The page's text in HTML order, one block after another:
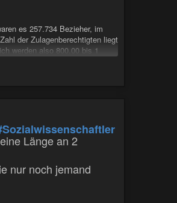
es 257.734 Bezieher, im
der Zulagenberechtigten liegt
werden also 800.00 bis 1
Länge an 2
nur noch jemand